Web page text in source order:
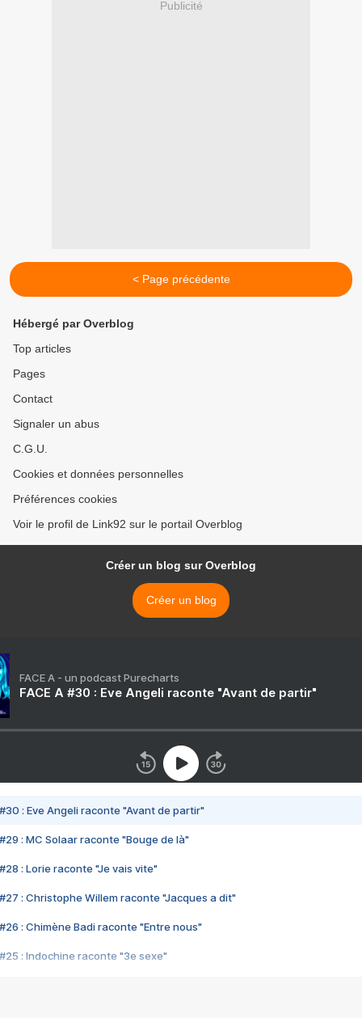
Publicité
< Page précédente
Hébergé par Overblog
Top articles
Pages
Contact
Signaler un abus
C.G.U.
Cookies et données personnelles
Préférences cookies
Voir le profil de Link92 sur le portail Overblog
Créer un blog sur Overblog
Créer un blog
FACE A - un podcast Purecharts
FACE A #30 : Eve Angeli raconte "Avant de partir"
#30 : Eve Angeli raconte "Avant de partir"
#29 : MC Solaar raconte "Bouge de là"
#28 : Lorie raconte "Je vais vite"
#27 : Christophe Willem raconte "Jacques a dit"
#26 : Chimène Badi raconte "Entre nous"
#25 : Indochine raconte "3e sexe"